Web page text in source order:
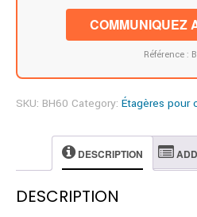
COMMUNIQUEZ
Référence :
SKU: BH60 Category: Étagères pour
DESCRIPTION
DESCRIPTION